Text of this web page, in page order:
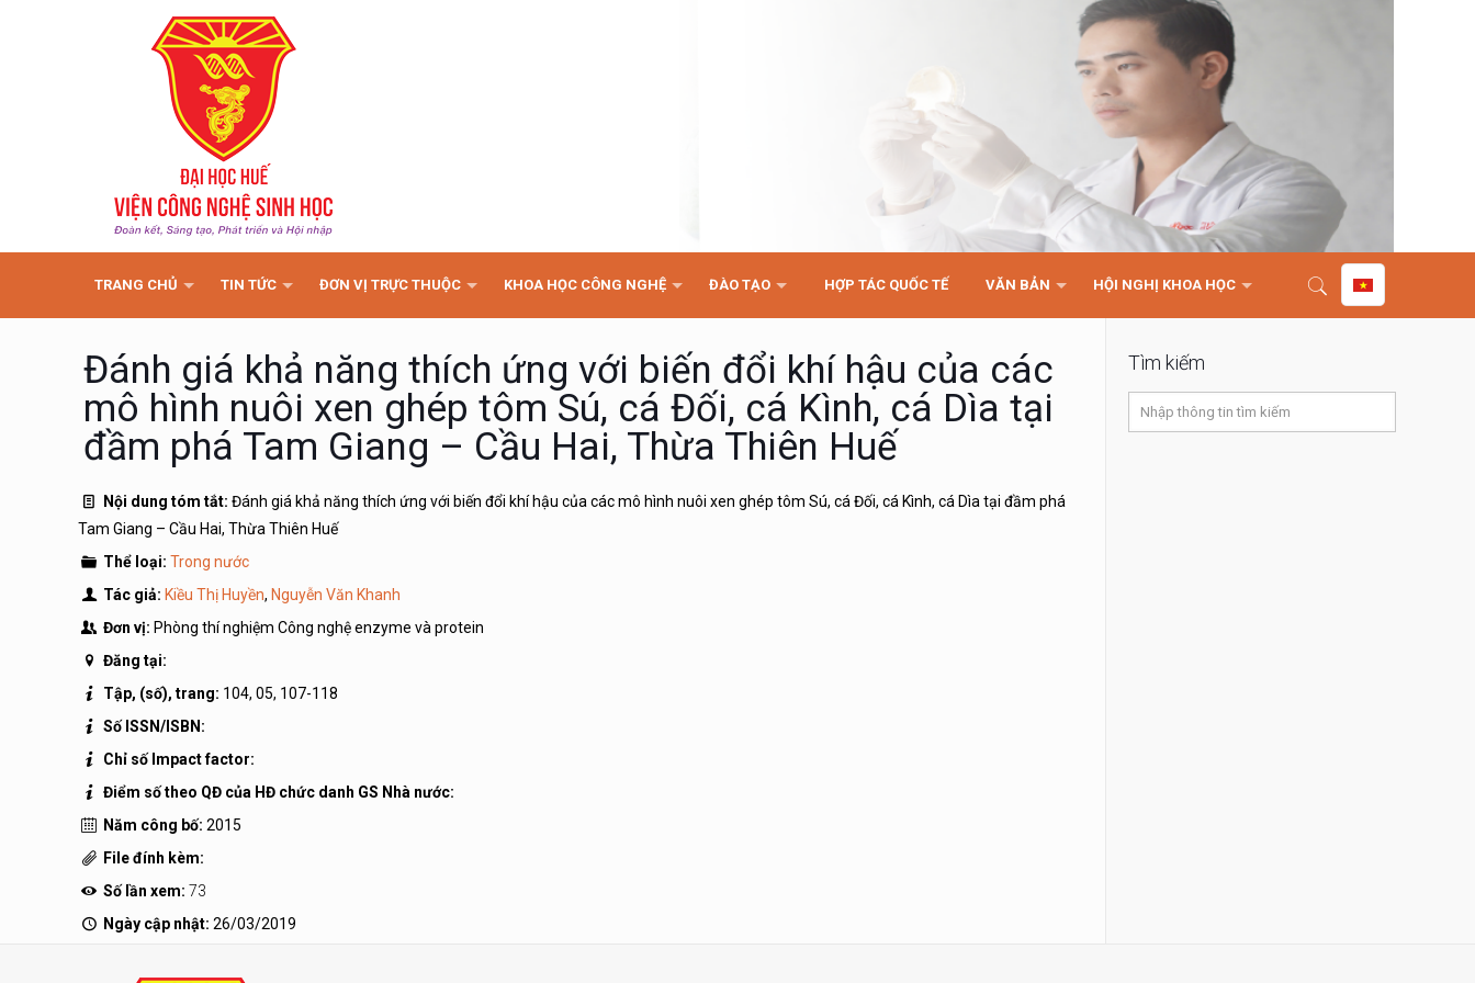
TRANG CHỦ TIN TỨC ĐƠN VỊ TRỰC THUỘC KHOA HỌC CÔNG NGHỆ ĐÀO TẠO HỢP TÁC QUỐC TẾ VĂN BẢN HỘI NGHỊ KHOA HỌC
Đánh giá khả năng thích ứng với biến đổi khí hậu của các
mô hình nuôi xen ghép tôm Sú, cá Đối, cá Kình, cá Dìa tại
đầm phá Tam Giang – Cầu Hai, Thừa Thiên Huế
Nội dung tóm tắt: Đánh giá khả năng thích ứng với biến đổi khí hậu của các mô hình nuôi xen ghép tôm Sú, cá Đối, cá Kình, cá Dìa tại đầm phá
Tam Giang – Cầu Hai, Thừa Thiên Huế
Thể loại: Trong nước
Tác giả: Kiều Thị Huyền, Nguyễn Văn Khanh
Đơn vị: Phòng thí nghiệm Công nghệ enzyme và protein
Đăng tại:
Tập, (số), trang: 104, 05, 107-118
Số ISSN/ISBN:
Chỉ số Impact factor:
Điểm số theo QĐ của HĐ chức danh GS Nhà nước:
Năm công bố: 2015
File đính kèm:
Số lần xem: 73
Ngày cập nhật: 26/03/2019
Tìm kiếm